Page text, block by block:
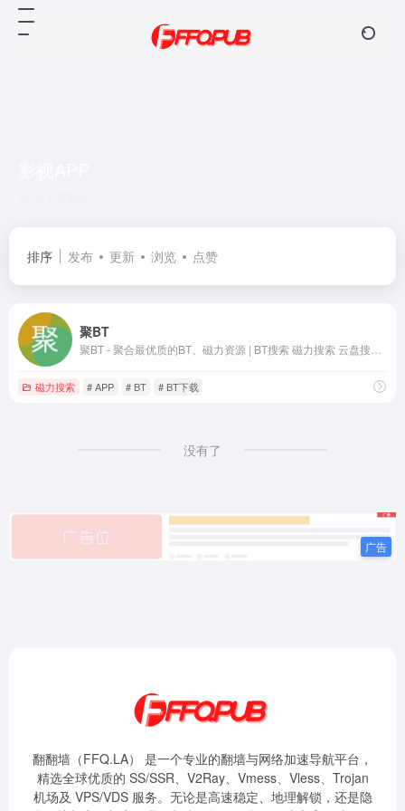
排序 发布 更新 浏览 点赞
聚BT
磁力搜索 # APP # BT # BT下载
没有了
翻翻墙（FFQ.LA） 是一个专业的翻墙与网络加速导航平台，
精选全球优质的 SS/SSR、V2Ray、Vmess、Vless、Trojan
机场及 VPS/VDS 服务。无论是高速稳定、地理解锁，还是隐